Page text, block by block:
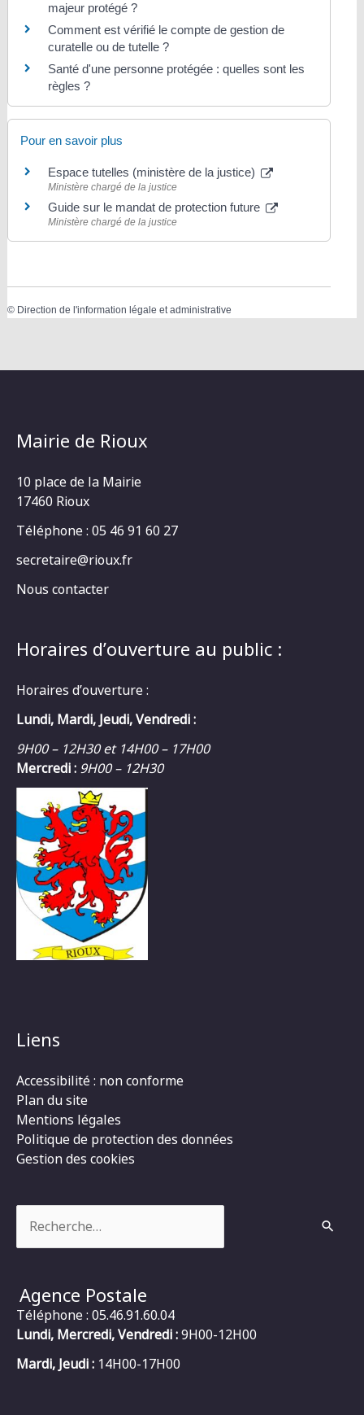
majeur protégé ?
Comment est vérifié le compte de gestion de
curatelle ou de tutelle ?
Santé d'une personne protégée : quelles sont les
règles ?
Pour en savoir plus
Espace tutelles (ministère de la justice)
Ministère chargé de la justice
Guide sur le mandat de protection future
Ministère chargé de la justice
© Direction de l'information légale et administrative
Mairie de Rioux
10 place de la Mairie
17460 Rioux
Téléphone : 05 46 91 60 27
secretaire@rioux.fr
Nous contacter
Horaires d’ouverture au public :
Horaires d’ouverture :
Lundi, Mardi, Jeudi, Vendredi :
9H00 – 12H30 et 14H00 – 17H00
Mercredi : 9H00 – 12H30
Liens
Accessibilité : non conforme
Plan du site
Mentions légales
Politique de protection des données
Gestion des cookies
Agence Postale
Téléphone : 05.46.91.60.04
Lundi, Mercredi, Vendredi :9H00-12H00
Mardi, Jeudi : 14H00-17H00